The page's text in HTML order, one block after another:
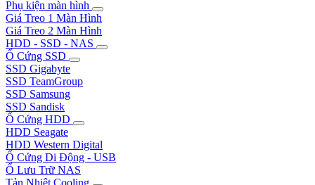
Phụ kiện màn hình
Giá Treo 1 Màn Hình
Giá Treo 2 Màn Hình
HDD - SSD - NAS
Ổ Cứng SSD
SSD Gigabyte
SSD TeamGroup
SSD Samsung
SSD Sandisk
Ổ Cứng HDD
HDD Seagate
HDD Western Digital
Ổ Cứng Di Động - USB
Ổ Lưu Trữ NAS
Tản Nhiệt Cooling